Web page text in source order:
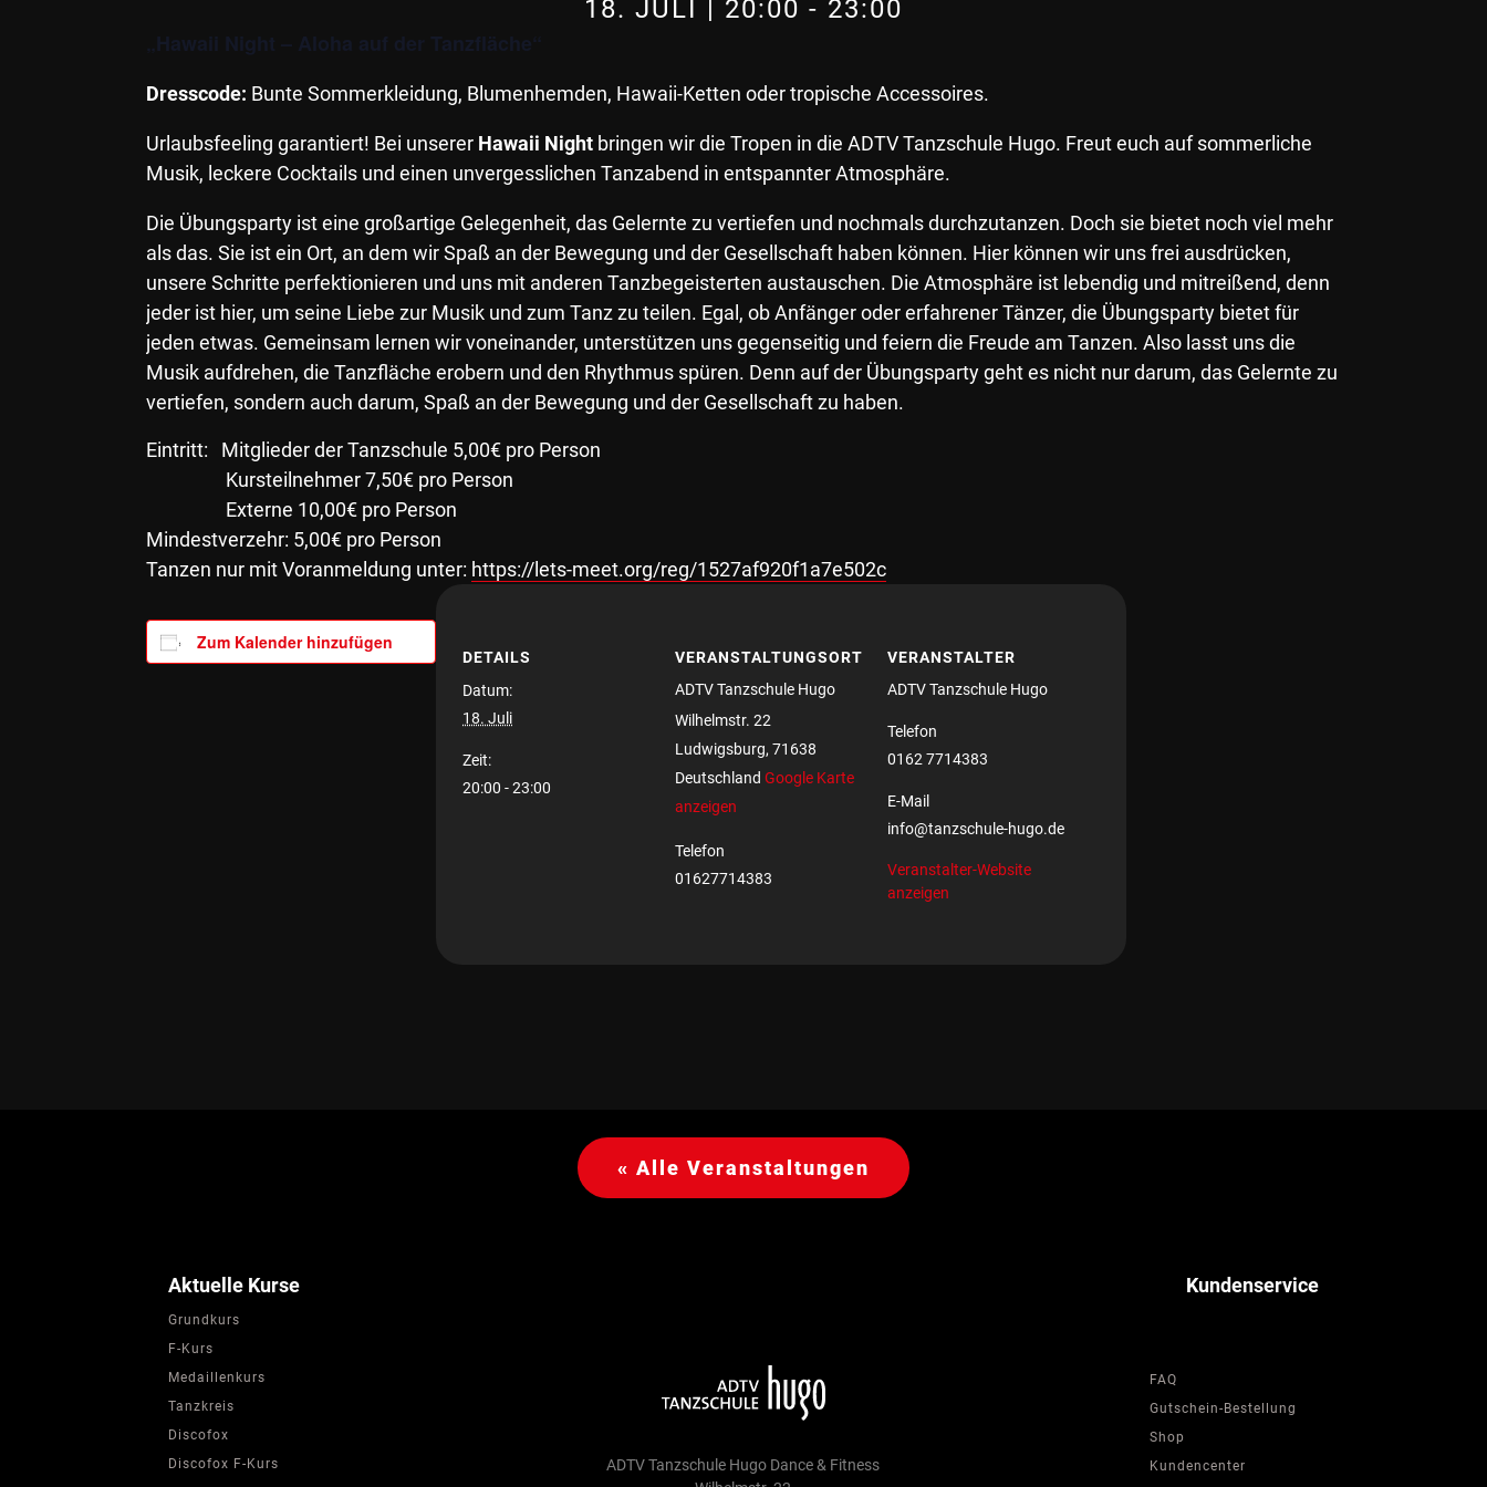
18. JULI | 20:00 - 23:00
„Hawaii Night – Aloha auf der Tanzfläche“
Dresscode: Bunte Sommerkleidung, Blumenhemden, Hawaii-Ketten oder tropische Accessoires.
Urlaubsfeeling garantiert! Bei unserer Hawaii Night bringen wir die Tropen in die ADTV Tanzschule Hugo. Freut euch auf sommerliche
Musik, leckere Cocktails und einen unvergesslichen Tanzabend in entspannter Atmosphäre.
Die Übungsparty ist eine großartige Gelegenheit, das Gelernte zu vertiefen und nochmals durchzutanzen. Doch sie bietet noch viel mehr
als das. Sie ist ein Ort, an dem wir Spaß an der Bewegung und der Gesellschaft haben können. Hier können wir uns frei ausdrücken,
unsere Schritte perfektionieren und uns mit anderen Tanzbegeisterten austauschen. Die Atmosphäre ist lebendig und mitreißend, denn
jeder ist hier, um seine Liebe zur Musik und zum Tanz zu teilen. Egal, ob Anfänger oder erfahrener Tänzer, die Übungsparty bietet für
jeden etwas. Gemeinsam lernen wir voneinander, unterstützen uns gegenseitig und feiern die Freude am Tanzen. Also lasst uns die
Musik aufdrehen, die Tanzfläche erobern und den Rhythmus spüren. Denn auf der Übungsparty geht es nicht nur darum, das Gelernte zu
vertiefen, sondern auch darum, Spaß an der Bewegung und der Gesellschaft zu haben.
Eintritt: Mitglieder der Tanzschule 5,00€ pro Person
Kursteilnehmer 7,50€ pro Person
Externe 10,00€ pro Person
Mindestverzehr: 5,00€ pro Person
Tanzen nur mit Voranmeldung unter: https://lets-meet.org/reg/1527af920f1a7e502c
Zum Kalender hinzufügen
DETAILS
Datum:
18. Juli
Zeit:
20:00 - 23:00
VERANSTALTUNGSORT
ADTV Tanzschule Hugo
Wilhelmstr. 22
Ludwigsburg, 71638
Deutschland Google Karte
anzeigen
Telefon
01627714383
VERANSTALTER
ADTV Tanzschule Hugo
Telefon
0162 7714383
E-Mail
info@tanzschule-hugo.de
Veranstalter-Website
anzeigen
« Alle Veranstaltungen
Aktuelle Kurse
Grundkurs
F-Kurs
Medaillenkurs
Tanzkreis
Discofox
Discofox F-Kurs
ADTV Tanzschule Hugo Dance & Fitness
Kundenservice
FAQ
Gutschein-Bestellung
Shop
Kundencenter